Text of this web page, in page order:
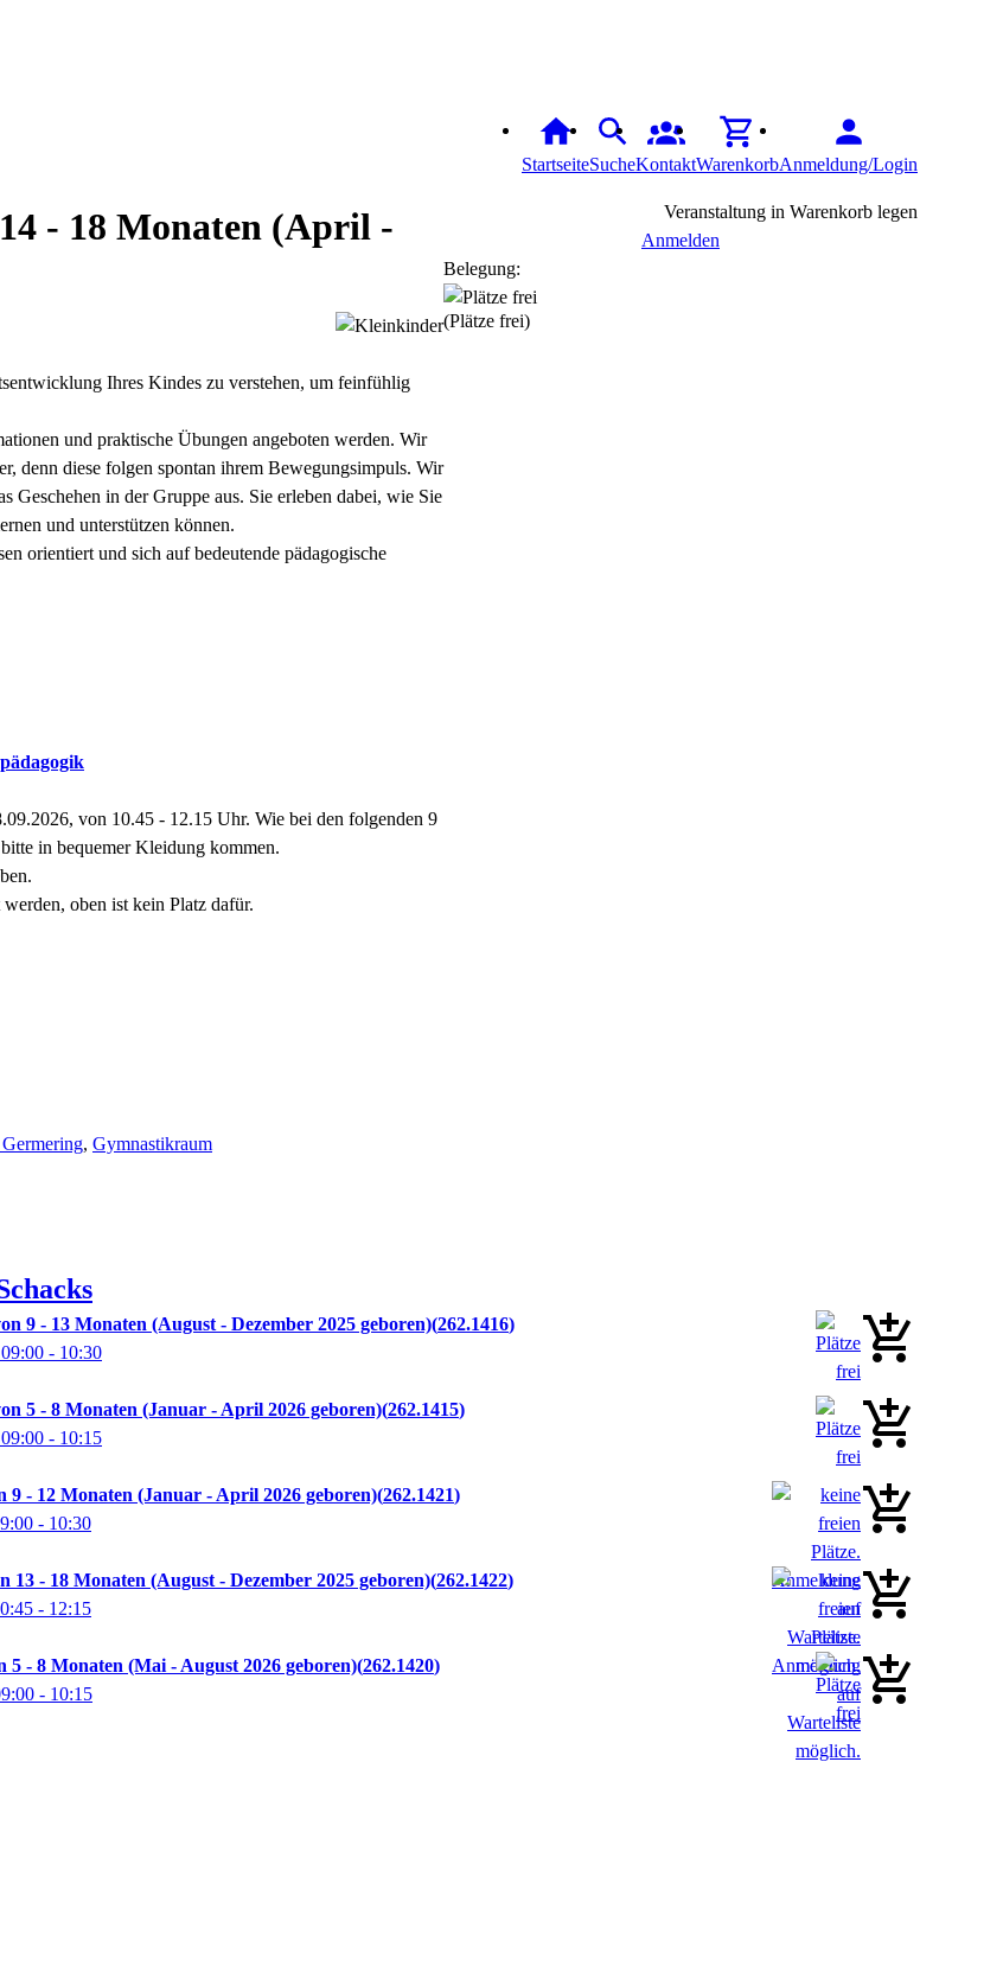
StartseiteSucheKontaktWarenkorbAnmeldung/Login
- 18 Monaten (April -
Ihres Kindes zu verstehen, um feinfühlig
und praktische Übungen angeboten werden. Wir
denn diese folgen spontan ihrem Bewegungsimpuls. Wir
Geschehen in der Gruppe aus. Sie erleben dabei, wie Sie
und unterstützen können.
orientiert und sich auf bedeutende pädagogische
von 10.45 - 12.15 Uhr. Wie bei den folgenden 9
in bequemer Kleidung kommen.
oben ist kein Platz dafür.
, Gymnastikraum
Veranstaltung in Warenkorb legen
Anmelden
Belegung:
(Plätze frei)
9 - 13 Monaten (August - Dezember 2025 geboren) 262.1416
09:00 - 10:30
5 - 8 Monaten (Januar - April 2026 geboren) 262.1415
09:00 - 10:15
- 12 Monaten (Januar - April 2026 geboren) 262.1421
- 10:30
- 18 Monaten (August - Dezember 2025 geboren) 262.1422
- 12:15
- 8 Monaten (Mai - August 2026 geboren) 262.1420
- 10:15